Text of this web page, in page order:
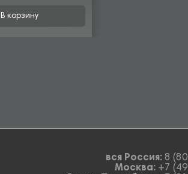
В корзину
вся Россия: 8
Москва: +7